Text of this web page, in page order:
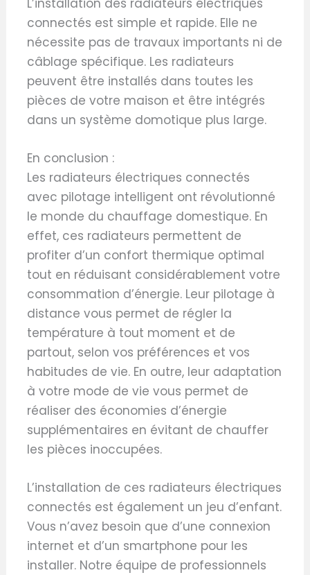
connectés est simple et rapide. Elle ne
nécessite pas de travaux importants ni de
câblage spécifique. Les radiateurs
peuvent être installés dans toutes les
pièces de votre maison et être intégrés
dans un système domotique plus large.
En conclusion :
Les radiateurs électriques connectés
avec pilotage intelligent ont révolutionné
le monde du chauffage domestique. En
effet, ces radiateurs permettent de
profiter d’un confort thermique optimal
tout en réduisant considérablement votre
consommation d’énergie. Leur pilotage à
distance vous permet de régler la
température à tout moment et de
partout, selon vos préférences et vos
habitudes de vie. En outre, leur adaptation
à votre mode de vie vous permet de
réaliser des économies d’énergie
supplémentaires en évitant de chauffer
les pièces inoccupées.
L’installation de ces radiateurs électriques
connectés est également un jeu d’enfant.
Vous n’avez besoin que d’une connexion
internet et d’un smartphone pour les
installer. Notre équipe de professionnels